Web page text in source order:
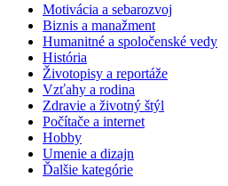
Motivácia a sebarozvoj
Biznis a manažment
Humanitné a spoločenské vedy
História
Životopisy a reportáže
Vzťahy a rodina
Zdravie a životný štýl
Počítače a internet
Hobby
Umenie a dizajn
Ďalšie kategórie